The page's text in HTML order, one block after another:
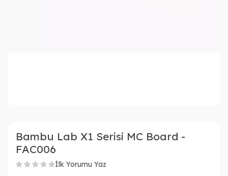
Bambu Lab X1 Serisi MC Board -
FAC006
İlk Yorumu Yaz